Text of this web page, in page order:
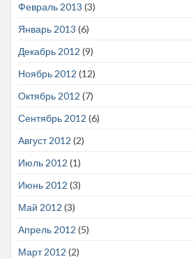
Февраль 2013 (3)
Январь 2013 (6)
Декабрь 2012 (9)
Ноябрь 2012 (12)
Октябрь 2012 (7)
Сентябрь 2012 (6)
Август 2012 (2)
Июль 2012 (1)
Июнь 2012 (3)
Май 2012 (3)
Апрель 2012 (5)
Март 2012 (2)